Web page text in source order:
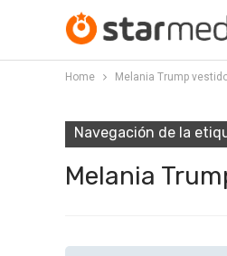
Home Melania Trump
Navegación de la
Melania